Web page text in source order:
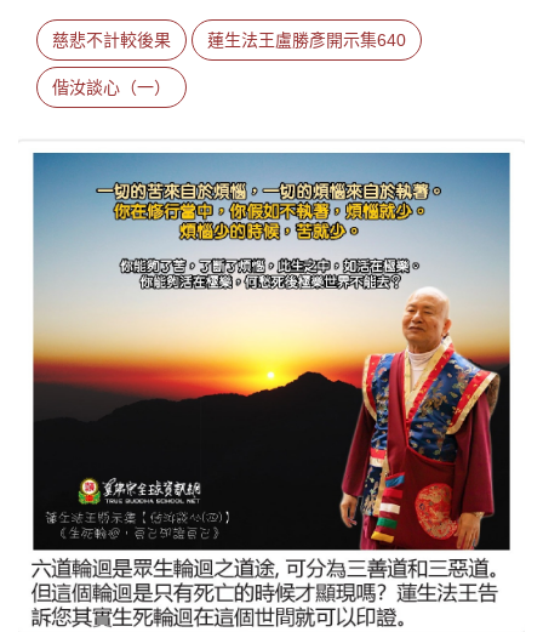
慈悲不計較後果 蓮生法王盧勝彥開示集640
偕汝談心（一）